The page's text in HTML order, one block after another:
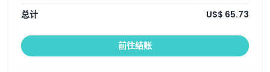
总计
US$ 65.73
前往结账